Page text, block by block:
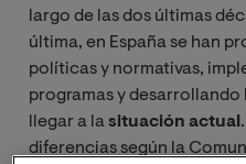
largo de las dos últimas
última, en España se han
políticas y normativas,
programas y
llegar a lasituación actual
diferencias según la